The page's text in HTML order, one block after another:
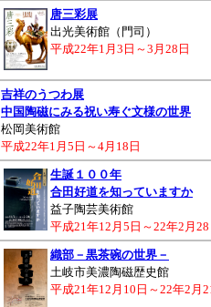
唐三彩展
出光美術館（門司）
平成22年1月3日～3月28日
吉祥のうつわ展
中国陶磁にみる祝い寿ぐ文様の世界
松岡美術館
平成22年1月5日～4月18日
生誕１００年
合田好道を知っていますか
益子陶芸美術館
平成21年12月5日～22年2月
織部－黒茶碗の世界－
土岐市美濃陶磁歴史館
平成21年12月10日～22年2月